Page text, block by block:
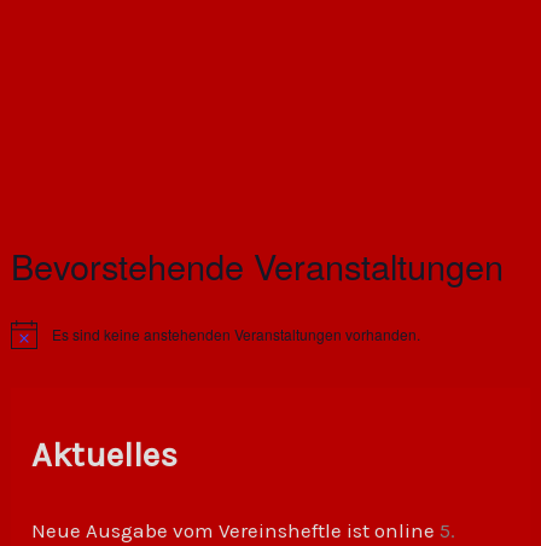
Bevorstehende Veranstaltungen
H
Es sind keine anstehenden Veranstaltungen vorhanden.
Aktuelles
Neue Ausgabe vom Vereinsheftle ist online 5.